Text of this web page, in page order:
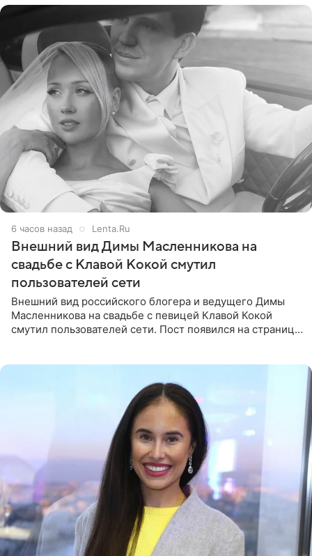
6 часов назад Lenta.Ru
Внешний вид Димы Масленникова на
свадьбе с Клавой Кокой смутил
пользователей сети
Внешний вид российского блогера и ведущего Димы
Масленникова на свадьбе с певицей Клавой Кокой
смутил пользователей сети. Пост появился на странице